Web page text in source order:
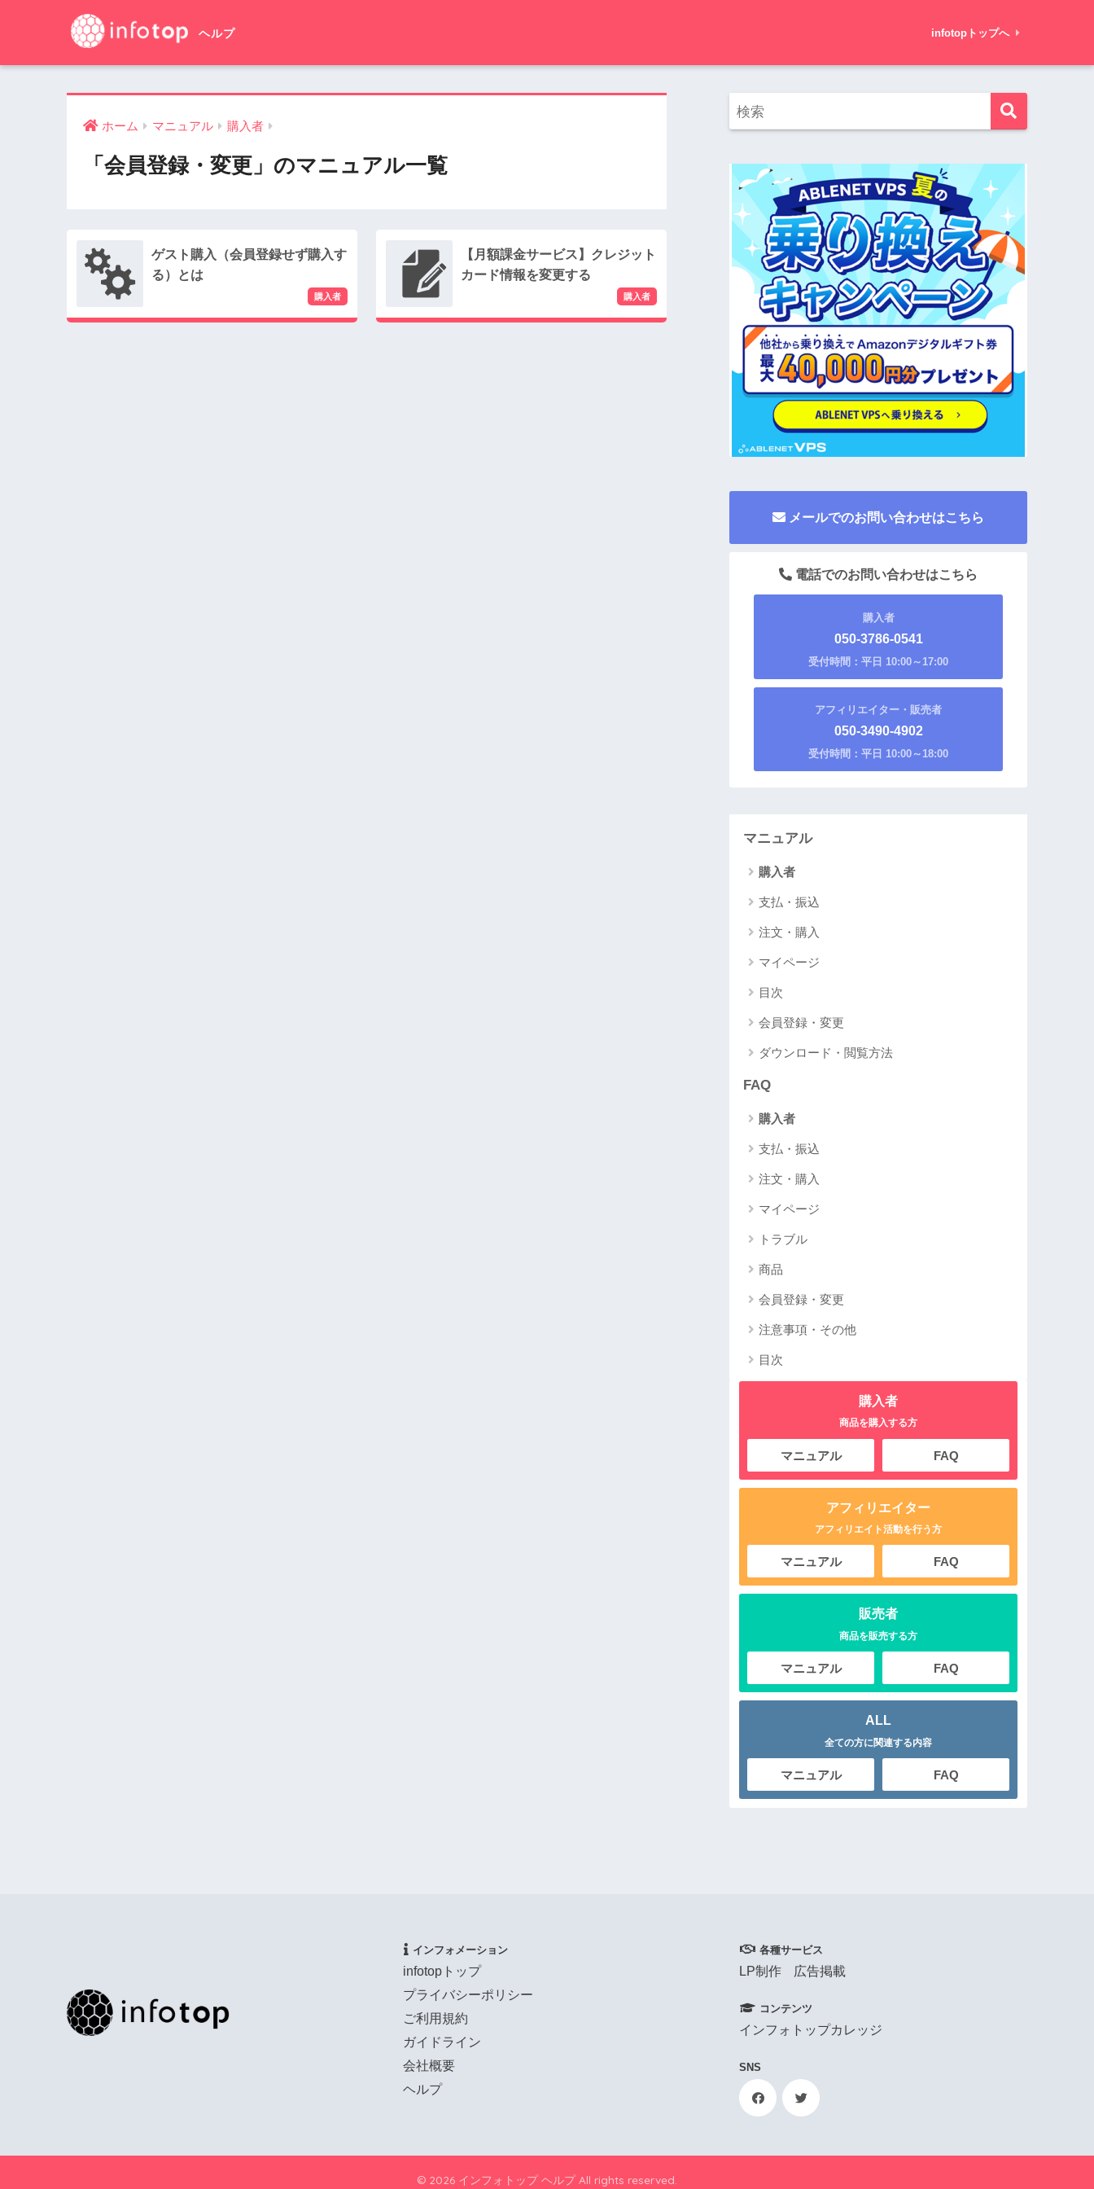
infotopトップへ
ホーム マニュアル 購入者
「会員登録・変更」のマニュアル一覧
ゲスト購入（会員登録せず購入す
る）とは
【月額課金サービス】クレジット
カード情報を変更する
メールでのお問い合わせはこちら
電話でのお問い合わせはこちら
購入者
050-3786-0541
受付時間：平日 10:00～17:00
アフィリエイター・販売者
050-3490-4902
受付時間：平日 10:00～18:00
マニュアル
購入者
支払・振込
注文・購入
マイページ
目次
会員登録・変更
ダウンロード・閲覧方法
FAQ
購入者
支払・振込
注文・購入
マイページ
トラブル
商品
会員登録・変更
注意事項・その他
目次
購入者
商品を購入する方
マニュアル FAQ
アフィリエイター
アフィリエイト活動を行う方
マニュアル FAQ
販売者
商品を販売する方
マニュアル FAQ
ALL
全ての方に関連する内容
マニュアル FAQ
インフォメーション
infotopトップ
プライバシーポリシー
ご利用規約
ガイドライン
会社概要
ヘルプ
各種サービス
LP制作 広告掲載
コンテンツ
インフォトップカレッジ
SNS
© 2026 インフォトップ ヘルプ All rights reserved.